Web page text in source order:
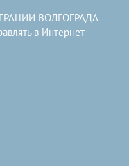
ВОЛГОГРАДА
в Интернет-